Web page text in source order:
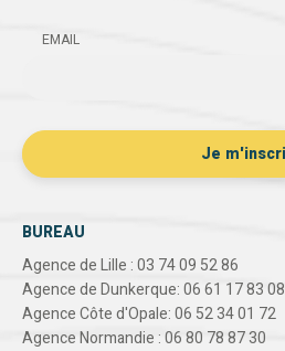
EMAIL
BUREAU
Agence de Lille : 03 74 09 52 86
Agence de Dunkerque: 06 61 17 83 08
Agence Côte d'Opale: 06 52 34 01 72
Agence Normandie : 06 80 78 87 30